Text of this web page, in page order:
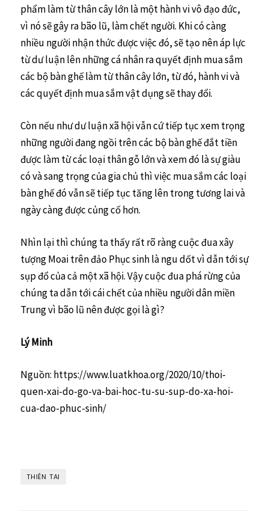
phẩm làm từ thân cây lớn là một hành vi vô đạo đức,
vì nó sẽ gây ra bão lũ, làm chết người. Khi có càng
nhiều người nhận thức được việc đó, sẽ tạo nên áp lực
từ dư luận lên những cá nhân ra quyết định mua sắm
các bộ bàn ghế làm từ thân cây lớn, từ đó, hành vi và
các quyết định mua sắm vật dụng sẽ thay đổi.
Còn nếu như dư luận xã hội vẫn cứ tiếp tục xem trọng
những người đang ngồi trên các bộ bàn ghế đắt tiền
được làm từ các loại thân gỗ lớn và xem đó là sự giàu
có và sang trọng của gia chủ thì việc mua sắm các loại
bàn ghế đó vẫn sẽ tiếp tục tăng lên trong tương lai và
ngày càng được củng cố hơn.
Nhìn lại thì chúng ta thấy rất rõ ràng cuộc đua xây
tượng Moai trên đảo Phục sinh là ngu dốt vì dẫn tới sự
sụp đổ của cả một xã hội. Vậy cuộc đua phá rừng của
chúng ta dẫn tới cái chết của nhiều người dân miền
Trung vì bão lũ nên được gọi là gì?
Lý Minh
Nguồn: https://www.luatkhoa.org/2020/10/thoi-
quen-xai-do-go-va-bai-hoc-tu-su-sup-do-xa-hoi-
cua-dao-phuc-sinh/
THIÊN TAI